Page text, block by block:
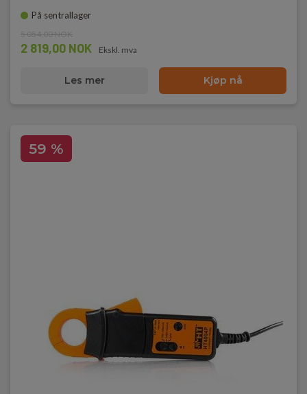
På sentrallager
2 819,00 NOK Ekskl. mva
Les mer Kjøp nå
59 %